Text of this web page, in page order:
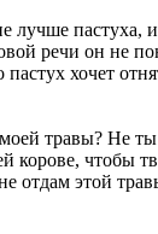
лучше пастуха,
речи он не
хочет
травы? Не
корове, чтобы
отдам этой